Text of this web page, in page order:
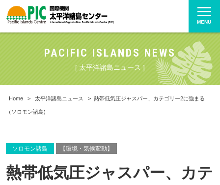
MENU
PACIFIC ISLANDS NEWS
[ 太平洋諸島ニュース ]
Home > 太平洋諸島ニュース > 熱帯低気圧ジャスパー、カテゴリー2に強まる
（ソロモン諸島)
ソロモン諸島 【環境・気候変動】
熱帯低気圧ジャスパー、カテ